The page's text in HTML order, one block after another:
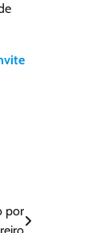
por